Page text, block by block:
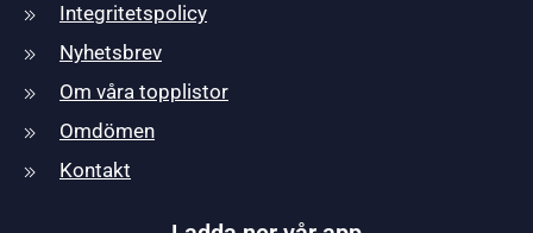
Integritetspolicy
Nyhetsbrev
Om våra topplistor
Omdömen
Kontakt